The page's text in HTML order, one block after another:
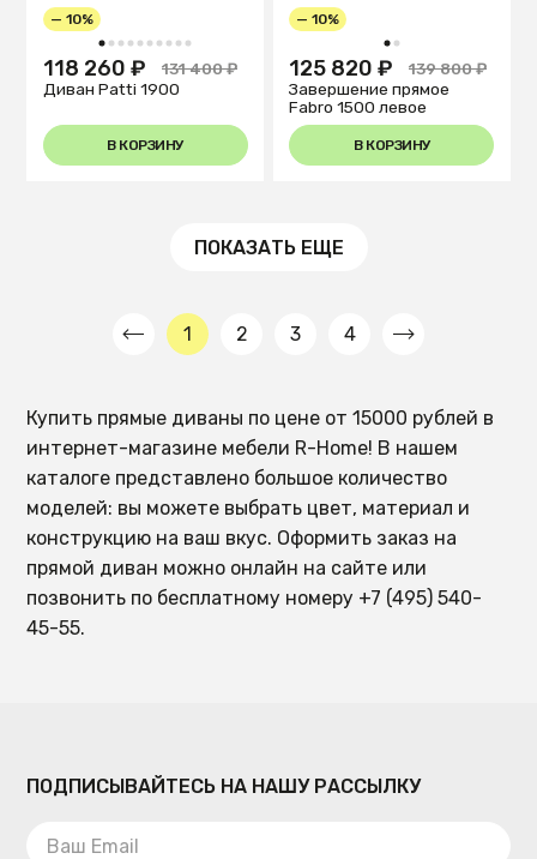
1 2 3 4 5 6 7 8 9 10
— 10%
118 260 ₽
131 400 ₽
Диван Patti 1900
В КОРЗИНУ
1 2
— 10%
125 820 ₽
139 800 ₽
Завершение прямое
Fabro 1500 левое
В КОРЗИНУ
ПОКАЗАТЬ ЕЩЕ
1 2 3 4
Купить прямые диваны по цене от 15000 рублей в
интернет-магазине мебели R-Home! В нашем
каталоге представлено большое количество
моделей: вы можете выбрать цвет, материал и
конструкцию на ваш вкус. Оформить заказ на
прямой диван можно онлайн на сайте или
позвонить по бесплатному номеру +7 (495) 540-
45-55.
ПОДПИСЫВАЙТЕСЬ НА НАШУ РАССЫЛКУ